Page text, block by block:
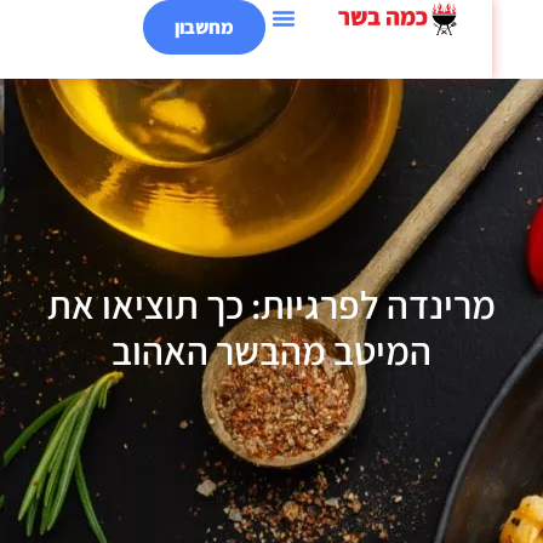
מחשבון
לפרגיות: כך תוציאו את
המיטב מהבשר האהוב